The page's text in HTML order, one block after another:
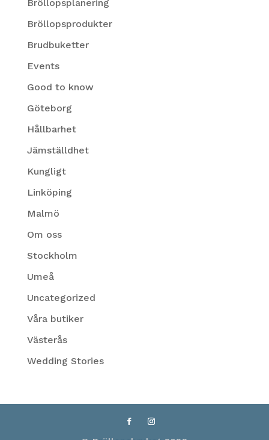
Bröllopsplanering
Bröllopsprodukter
Brudbuketter
Events
Good to know
Göteborg
Hållbarhet
Jämställdhet
Kungligt
Linköping
Malmö
Om oss
Stockholm
Umeå
Uncategorized
Våra butiker
Västerås
Wedding Stories